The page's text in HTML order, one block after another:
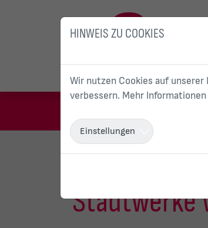
Stadtwerke
HINWEIS ZU COOKIES
Wir nutzen Cookies auf
verbessern. Mehr
Einstellungen